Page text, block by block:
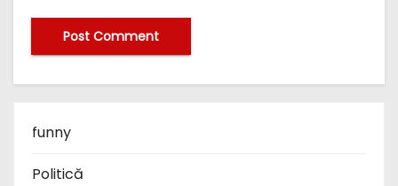
funny
Politică